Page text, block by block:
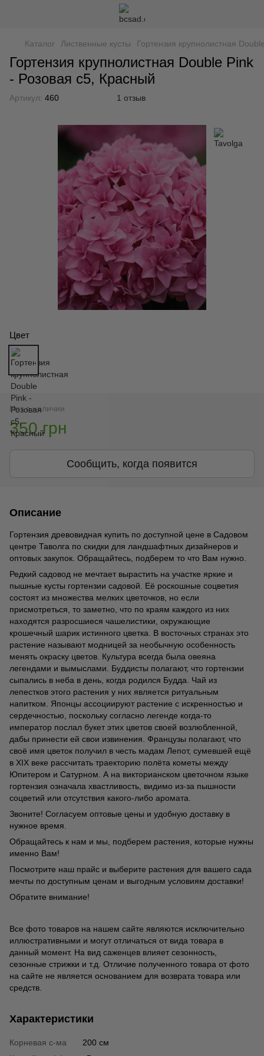
Каталог Лиственные кусты Гортензия крупнолистная
Гортензия крупнолистная Double Pink
- Розовая с5, Красный
Артикул: 460 1 отзыв
Цвет
Нет в наличии
350 грн
Сообщить, когда появится
Описание
Гортензия древовидная купить по доступной цене в Садовом
центре Таволга по скидки для ландшафтных дизайнеров и
оптовых закупок. Обращайтесь, подберем то что Вам нужно.
Редкий садовод не мечтает вырастить на участке яркие и
пышные кусты гортензии садовой. Её роскошные соцветия
состоят из множества мелких цветочков, но если
присмотреться, то заметно, что по краям каждого из них
находятся разросшиеся чашелистики, окружающие
крошечный шарик истинного цветка. В восточных странах это
растение называют модницей за необычную особенность
менять окраску цветов. Культура всегда была овеяна
легендами и вымыслами. Буддисты полагают, что гортензии
сыпались в неба в день, когда родился Будда. Чай из
лепестков этого растения у них является ритуальным
напитком. Японцы ассоциируют растение с искренностью и
сердечностью, поскольку согласно легенде когда-то
император послал букет этих цветов своей возлюбленной,
дабы принести ей свои извинения. Французы полагают, что
своё имя цветок получил в честь мадам Лепот, сумевшей ещё
в XIX веке рассчитать траекторию полёта кометы между
Юпитером и Сатурном. А на викторианском цветочном языке
гортензия означала хвастливость, видимо из-за пышности
соцветий или отсутствия какого-либо аромата.
Звоните! Согласуем оптовые цены и удобную доставку в
нужное время.
Обращайтесь к нам и мы, подберем растения, которые нужны
именно Вам!
Посмотрите наш прайс и выберите растения для вашего сада
мечты по доступным ценам и выгодным условиям доставки!
Обратите внимание!
Все фото товаров на нашем сайте являются исключительно
иллюстративными и могут отличаться от вида товара в
данный момент. На вид саженцев влияет сезонность,
сезонные стрижки и т.д. Отличие полученного товара от фото
на сайте не является основанием для возврата товара или
средств.
Характеристики
Корневая с-ма
200 см